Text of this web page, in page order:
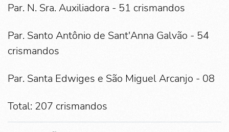
Par. N. Sra. Auxiliadora - 51 crismandos
Par. Santo Antônio de Sant'Anna Galvão - 54
crismandos
Par. Santa Edwiges e São Miguel Arcanjo - 08
Total: 207 crismandos